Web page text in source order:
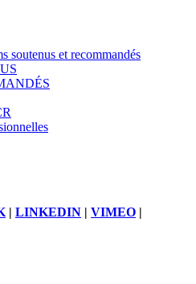
soutenus et recommandés
| LINKEDIN | VIMEO |